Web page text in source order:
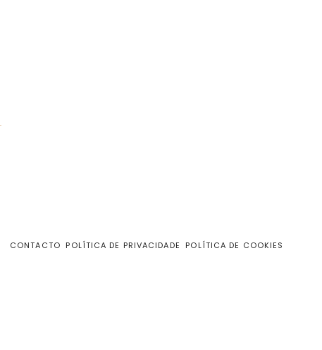
CONTACTO POLÍTICA DE PRIVACIDADE POLÍTICA DE COOKIES